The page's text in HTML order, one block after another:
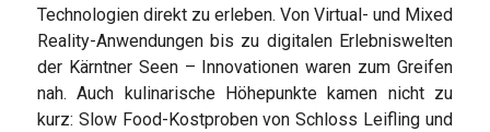
Technologien direkt zu erleben. Von Virtual- und Mixed
Reality-Anwendungen bis zu digitalen Erlebniswelten
der Kärntner Seen – Innovationen waren zum Greifen
nah. Auch kulinarische Höhepunkte kamen nicht zu
kurz: Slow Food-Kostproben von Schloss Leifling und